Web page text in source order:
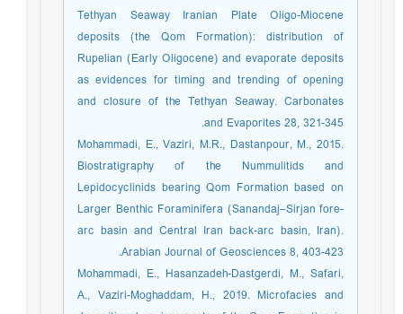
Tethyan Seaway Iranian Plate Oligo-Miocene
deposits (the Qom Formation): distribution of
Rupelian (Early Oligocene) and evaporate deposits
as evidences for timing and trending of opening
and closure of the Tethyan Seaway. Carbonates
and Evaporites 28, 321-345.
Mohammadi, E., Vaziri, M.R., Dastanpour, M., 2015.
Biostratigraphy of the Nummulitids and
Lepidocyclinids bearing Qom Formation based on
Larger Benthic Foraminifera (Sanandaj–Sirjan fore-
arc basin and Central Iran back-arc basin, Iran).
Arabian Journal of Geosciences 8, 403-423.
Mohammadi, E., Hasanzadeh-Dastgerdi, M., Safari,
A., Vaziri-Moghaddam, H., 2019. Microfacies and